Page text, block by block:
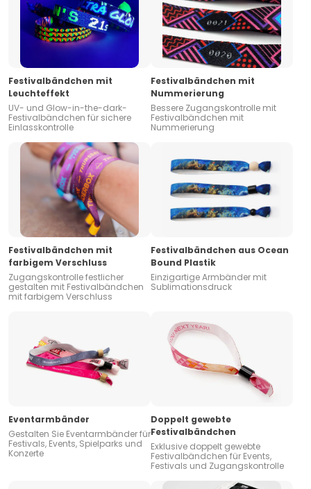
Festivalbändchen mit
Leuchteffekt
UV- und Glow-in-the-dark-
Festivalbändchen für sichere
Einlasskontrolle
Festivalbändchen mit
Nummerierung
Bessere Zugangskontrolle mit
Festivalbändchen mit
Nummerierung
Festivalbändchen mit
farbigem Verschluss
Zugangskontrolle festlicher
gestalten mit Festivalbändchen
mit farbigem Verschluss
Festivalbändchen aus Ocean
Bound Plastik
Einzigartige Armbänder mit
Sublimationsdruck
Eventarmbänder
Gestalten Sie Eventarmbänder für
Festivals, Events, Spielparks und
Konzerte
Doppelt gewebte
Festivalbändchen
Exklusive doppelt gewebte
Festivalbändchen für Events,
Festivals und Zugangskontrolle